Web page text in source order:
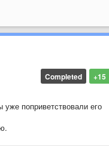
+15
Completed
поприветствовали его